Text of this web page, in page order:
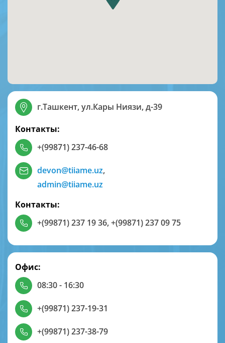
г.Ташкент, ул.Кары Ниязи, д-39
Контакты:
+(99871) 237-46-68
devon@tiiame.uz,
admin@tiiame.uz
Контакты:
+(99871) 237 19 36,+(99871) 237 09 75
Офис:
08:30 - 16:30
+(99871) 237-19-31
+(99871) 237-38-79